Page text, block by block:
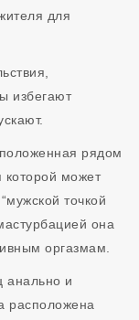
для
избегают
рядом
может
точкой
она
оргазмам.
анально и
расположена